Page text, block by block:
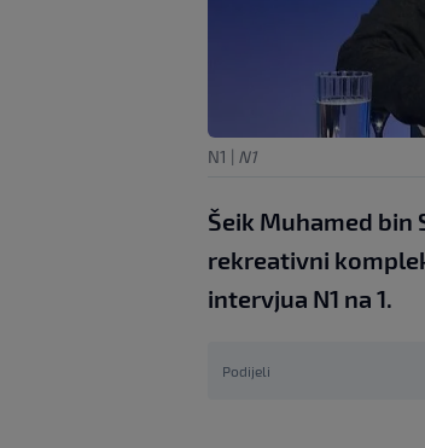
N1 | N1
Šeik Muhamed bin
rekreativni
intervjua N1 na 1.
Podijeli